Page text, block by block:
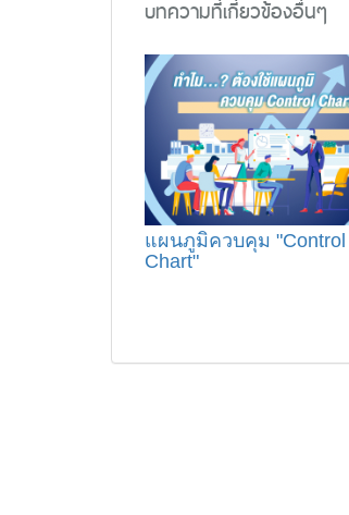
บทความที่เกี่ยวข้องอื่นๆ
แผนภูมิควบคุม "Control
Chart"